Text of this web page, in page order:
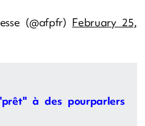
(@afpfr) February 25,
à des pourparlers